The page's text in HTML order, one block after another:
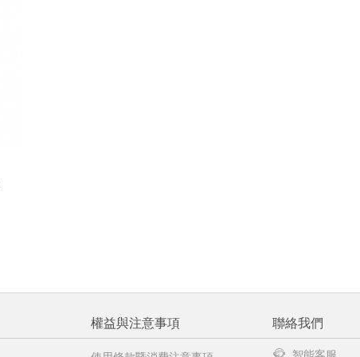
權益與注意事項 聯絡我們